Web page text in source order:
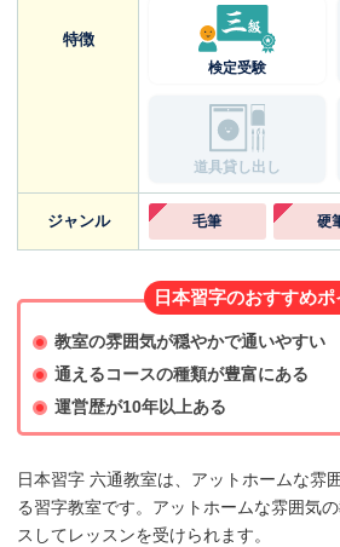
特徴
検定受験
道具貸し出し
ジャンル 毛筆 硬
日本習字のおすすめポ
教室の雰囲気が穏やかで通いやすい
通えるコースの種類が豊富にある
運営歴が10年以上ある
日本習字 六通教室は、アットホームな雰
る習字教室です。アットホームな雰囲気
スしてレッスンを受けられます。